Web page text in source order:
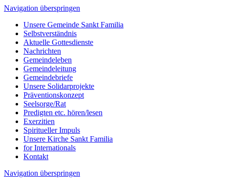
Navigation überspringen
Unsere Gemeinde Sankt Familia
Selbstverständnis
Aktuelle Gottesdienste
Nachrichten
Gemeindeleben
Gemeindeleitung
Gemeindebriefe
Unsere Solidarprojekte
Präventionskonzept
Seelsorge/Rat
Predigten etc. hören/lesen
Exerzitien
Spiritueller Impuls
Unsere Kirche Sankt Familia
for Internationals
Kontakt
Navigation überspringen